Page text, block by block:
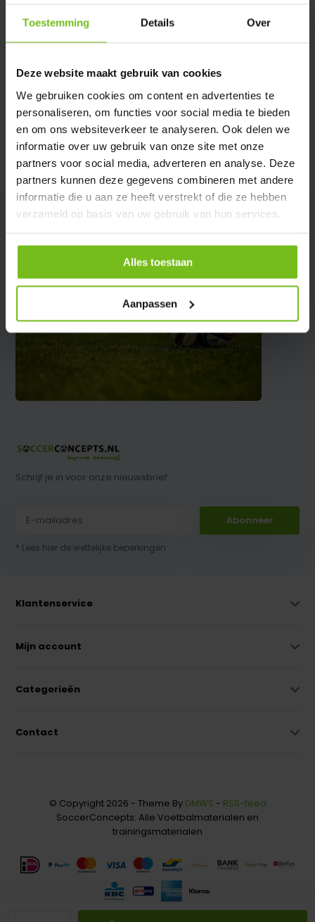
Toestemming Details Over
Deze website maakt gebruik van cookies
We gebruiken cookies om content en advertenties te
personaliseren, om functies voor social media te bieden
en om ons websiteverkeer te analyseren. Ook delen we
informatie over uw gebruik van onze site met onze
partners voor social media, adverteren en analyse. Deze
partners kunnen deze gegevens combineren met andere
informatie die u aan ze heeft verstrekt of die ze hebben
verzameld op basis van uw gebruik van hun services.
Alles toestaan
Aanpassen
Specificaties
Reviews
Delen
Schrijf je in voor onze nieuwsbrief
Abonneer
* Lees hier de wettelijke beperkingen
Klantenservice
Mijn account
Categorieën
Contact
© Copyright 2026 - Theme By DMWS - RSS-feed
SoccerConcepts: Alle Voetbalmaterialen en
trainingsmaterialen